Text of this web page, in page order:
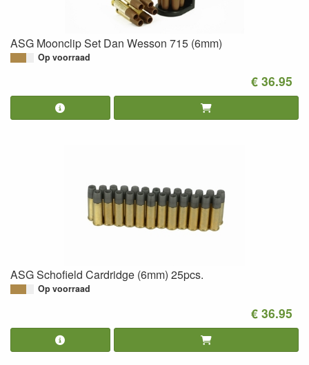
ASG Moonclip Set Dan Wesson 715 (6mm)
Op voorraad
€ 36.95
ASG Schofield Cardridge (6mm) 25pcs.
Op voorraad
€ 36.95